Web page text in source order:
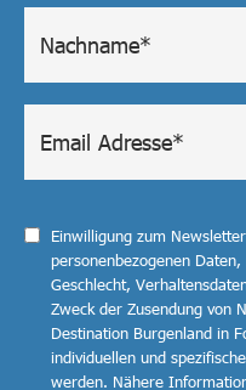
Einwilligung zum
personenbezogenen
Geschlecht,
Zweck der Zusendung von
Destination Burgenland in
individuellen und
werden. Nähere